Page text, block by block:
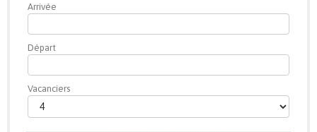
Arrivée
Départ
Vacanciers